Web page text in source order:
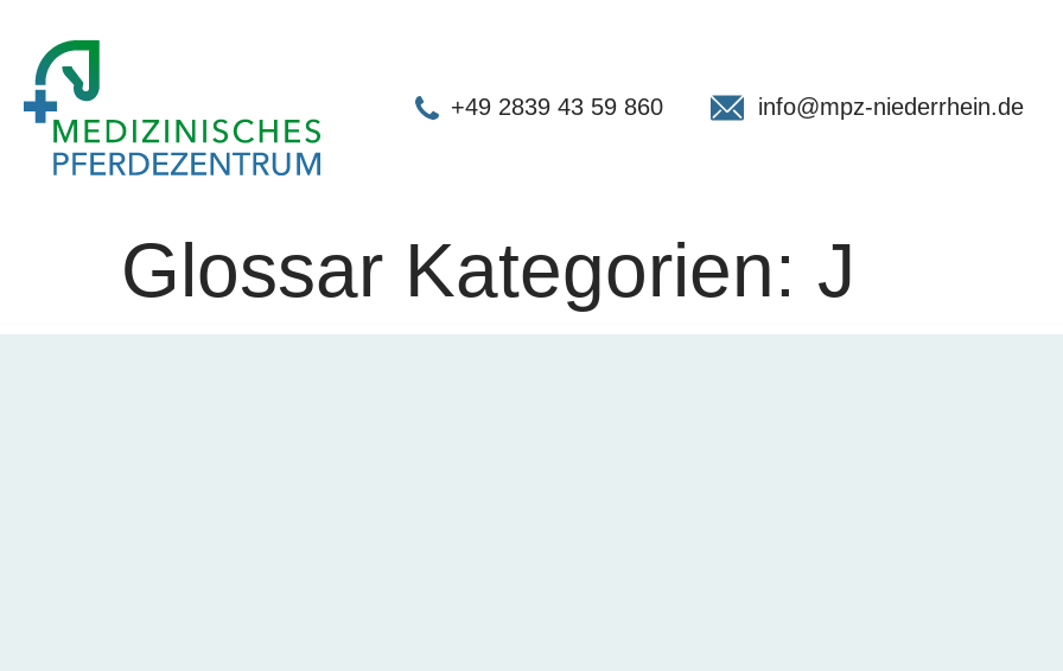
+49 2839 43 59 860 info@mpz-niederrhein.de
Glossar Kategorien: J